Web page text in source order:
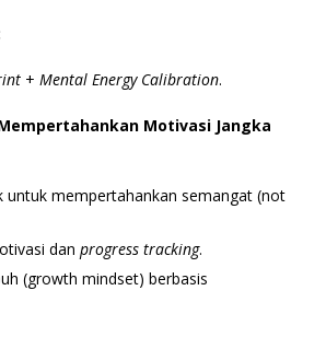
+ Mental Energy Calibration.
Motivasi Jangka
untuk mempertahankan semangat (not
dan progress tracking.
(growth mindset) berbasis